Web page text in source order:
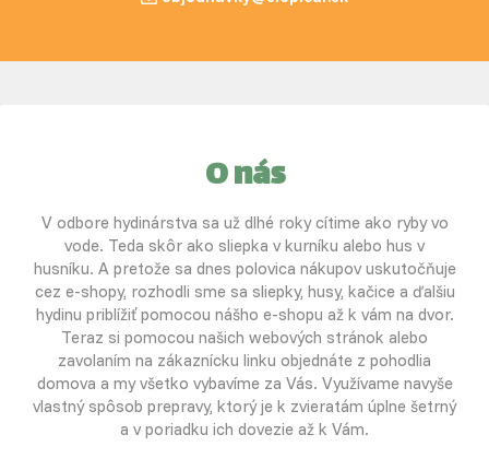
O nás
V odbore hydinárstva sa už dlhé roky cítime ako ryby vo
vode. Teda skôr ako sliepka v kurníku alebo hus v
husníku. A pretože sa dnes polovica nákupov uskutočňuje
cez e-shopy, rozhodli sme sa sliepky, husy, kačice a ďalšiu
hydinu priblížiť pomocou nášho e-shopu až k vám na dvor.
Teraz si pomocou našich webových stránok alebo
zavolaním na zákaznícku linku objednáte z pohodlia
domova a my všetko vybavíme za Vás. Využívame navyše
vlastný spôsob prepravy, ktorý je k zvieratám úplne šetrný
a v poriadku ich dovezie až k Vám.